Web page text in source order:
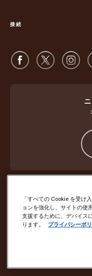
接続
プライ
Copyright ©1994 - 2026
reserved. Eメ
こちらか
その他すべてのEメール設
「すべての Cookie を受け
ョンを強化し、サイトの使
支援するために、デバイス
ります。
プライバシーポ